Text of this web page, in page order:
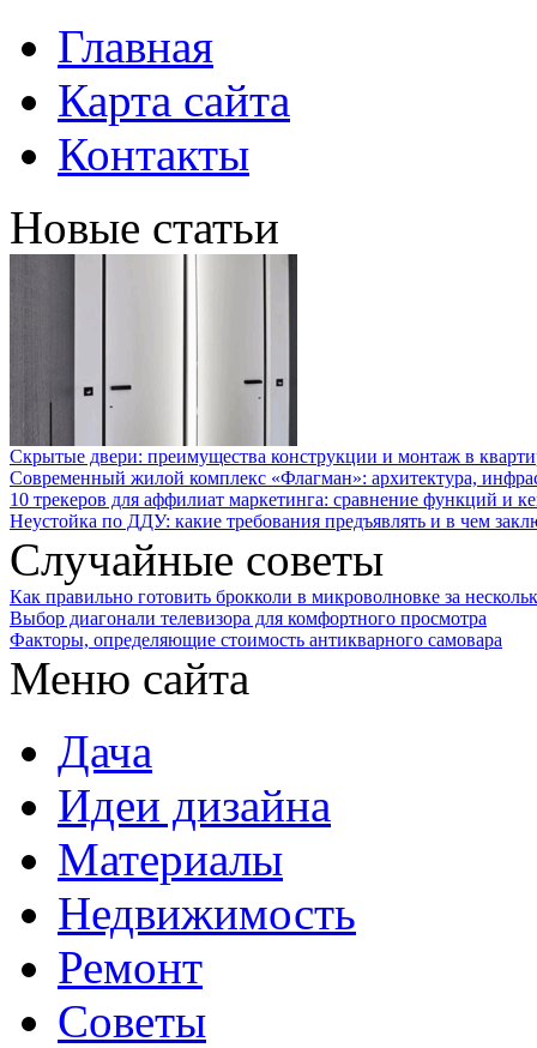
Главная
Карта сайта
Контакты
Новые статьи
Скрытые двери: преимущества конструкции и монтаж в
Современный жилой комплекс «Флагман»: архитектура,
10 трекеров для аффилиат маркетинга: сравнение функций и
Неустойка по ДДУ: какие требования предъявлять и в чем
Случайные советы
Как правильно готовить брокколи в микроволновке за
Выбор диагонали телевизора для комфортного просмотра
Факторы, определяющие стоимость антикварного самовара
Меню сайта
Дача
Идеи дизайна
Материалы
Недвижимость
Ремонт
Советы